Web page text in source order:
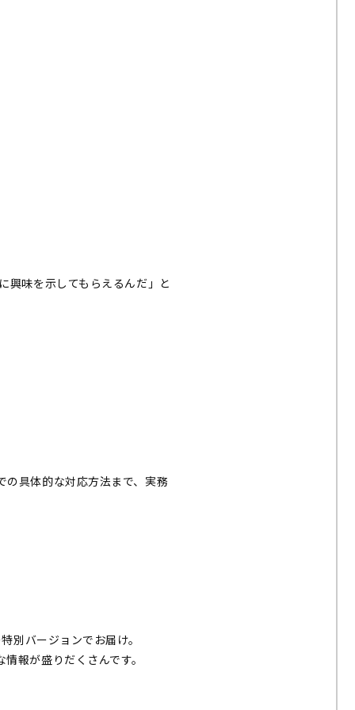
興味を示してもらえるんだ」と
具体的な対応方法まで、実務
別バージョンでお届け。
報が盛りだくさんです。